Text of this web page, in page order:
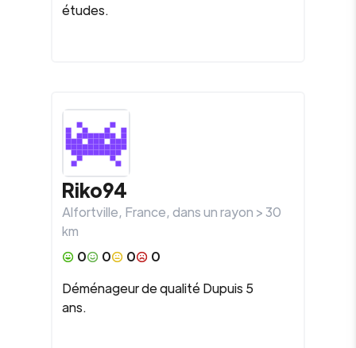
études.
Riko94
Alfortville, France, dans un rayon >30
km
0
0 0
0
Déménageur de qualité Dupuis 5
ans.